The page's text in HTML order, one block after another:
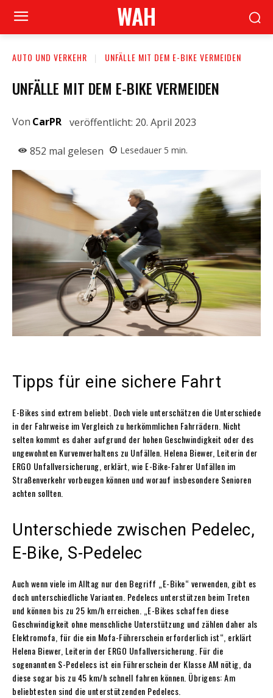
WAH
AUTO UND VERKEHR UNFÄLLE MIT DEM E-BIKE VERMEIDEN
UNFÄLLE MIT DEM E-BIKE VERMEIDEN
Von CarPR veröffentlicht: 20. April 2023
852 mal gelesen Lesedauer 5 min.
Tipps für eine sichere Fahrt
E-Bikes sind extrem beliebt. Doch viele unterschätzen die Unterschiede
in der Fahrweise im Vergleich zu herkömmlichen Fahrrädern. Nicht
selten kommt es daher aufgrund der hohen Geschwindigkeit oder des
ungewohnten Kurvenverhaltens zu Unfällen. Helena Biewer, Leiterin der
ERGO Unfallversicherung, erklärt, wie E-Bike-Fahrer Unfällen im
Straßenverkehr vorbeugen können und worauf insbesondere Senioren
achten sollten.
Unterschiede zwischen Pedelec,
E-Bike, S-Pedelec
Auch wenn viele im Alltag nur den Begriff „E-Bike“ verwenden, gibt es
doch unterschiedliche Varianten. Pedelecs unterstützen beim Treten
und können bis zu 25 km/h erreichen. „E-Bikes schaffen diese
Geschwindigkeit ohne menschliche Unterstützung und zählen daher als
Elektromofa, für die ein Mofa-Führerschein erforderlich ist“, erklärt
Helena Biewer, Leiterin der ERGO Unfallversicherung. Für die
sogenannten S-Pedelecs ist ein Führerschein der Klasse AM nötig, da
diese sogar bis zu 45 km/h schnell fahren können. Übrigens: Am
beliebtesten sind die unterstützenden Pedelecs.